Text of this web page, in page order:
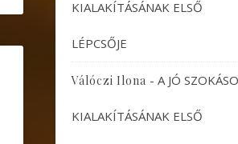
KIALAKÍTÁSÁNAK ELSŐ
LÉPCSŐJE
Válóczi Ilona - A JÓ
KIALAKÍTÁSÁNAK ELSŐ